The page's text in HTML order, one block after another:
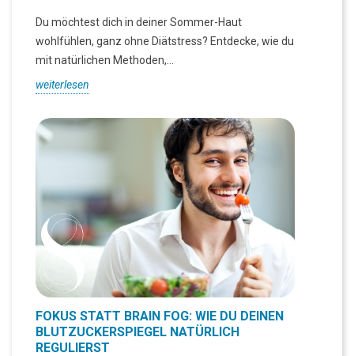
Du möchtest dich in deiner Sommer-Haut
wohlfühlen, ganz ohne Diätstress? Entdecke, wie du
mit natürlichen Methoden,...
weiterlesen
FOKUS STATT BRAIN FOG: WIE DU DEINEN
BLUTZUCKERSPIEGEL NATÜRLICH
REGULIERST